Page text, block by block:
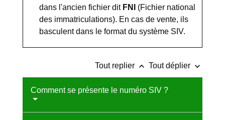
dans l'ancien fichier dit FNI
(Fichier national
des immatriculations). En cas de vente, ils
basculent dans le format du système SIV.
Tout replier keyboard_arrow_up Tout déplier keyboard_arrow_down
Comment se présente le numéro SIV ?